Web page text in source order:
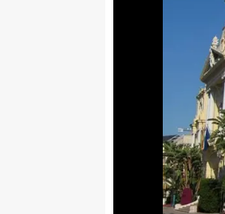
MÁLAGA
La
mayo, en
(distrito
ventosa.